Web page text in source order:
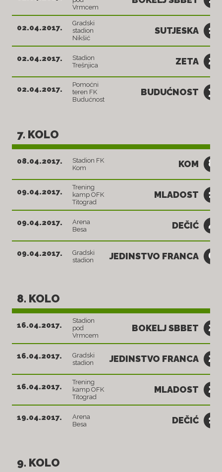
Vrmcem
02.04.2017.
Gradski
stadion
Nikšić
SUTJESKA 1
02.04.2017.
Stadion
Trešnjica
ZETA 2
02.04.2017.
Pomoćni
teren FK
Budućnost
BUDUĆNOST 3
7. KOLO
08.04.2017.
Stadion FK
Kom
KOM 8
09.04.2017.
Trening
kamp OFK
Titograd
MLADOST 1
09.04.2017.
Arena
Besa
DEČIĆ 4
09.04.2017.
Gradski
stadion
JEDINSTVO FRANCA 0
8. KOLO
16.04.2017.
Stadion
pod
Vrmcem
BOKELJ SBBET 2
16.04.2017.
Gradski
stadion
JEDINSTVO FRANCA 2
16.04.2017.
Trening
kamp OFK
Titograd
MLADOST 2
19.04.2017.
Arena
Besa
DEČIĆ 1
9. KOLO